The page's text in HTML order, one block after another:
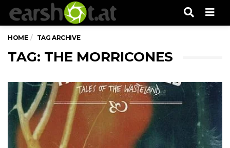
HOME TAG ARCHIVE
TAG: THE MORRICONES